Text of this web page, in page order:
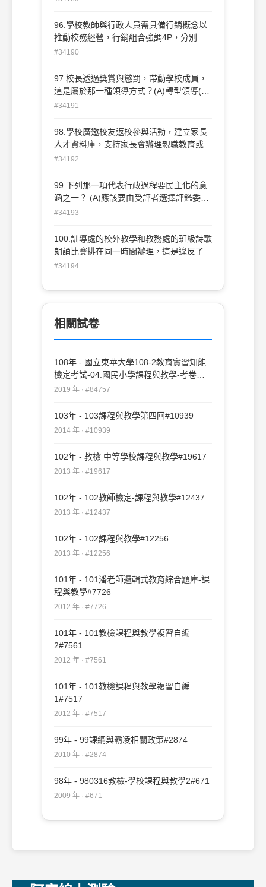
96.學校教師與行政人員需具備行銷概念以
推動校務經營，行銷組合強調4P，分別是
產品或服務、價格、行銷通道、促銷。某公
縣市冠，這是用了那一個行銷手法推銷學
校？ (A)產品(product)(B)促銷(promotion)
#34190
97.校長透過獎賞與懲罰，帶動學校成員，
這是屬於那一種領導方式？(A)轉型領導(B)
火線領導(C)授能領導(D)交易領導
#34191
98.學校廣邀校友返校參與活動，建立家長
人才資料庫，支持家長會辦理親職教育或插
花烹飪活動，以便在適當的時機獲得家長與
學校的那一種資本？(A)經濟資本(B)人力資
本(C)社會資本(D)符號資本
#34192
99.下列那一項代表行政過程要民主化的意
涵之一？ (A)應該要由受評者選擇評鑑委員
(B)評鑑結果應告知，並聽取解釋 (C)評鑑
由受評者自行訂定
#34193
100.訓導處的校外教學和教務處的班級詩歌
朗誦比賽排在同一時間辦理，這是違反了教
育行政的那一個原則？ (A)協調原則(B)統整
#34194
相關試卷
108年 - 國立東華大學108-2教育實習知能
檢定考試-04.國民小學課程與教學-考卷
#84757
2019 年 · #84757
103年 - 103課程與教學第四回#10939
2014 年 · #10939
102年 - 教檢 中等學校課程與教學#19617
2013 年 · #19617
102年 - 102教師檢定-課程與教學#12437
2013 年 · #12437
102年 - 102課程與教學#12256
2013 年 · #12256
101年 - 101潘老師邏輯式教育綜合題庫-課
程與教學#7726
2012 年 · #7726
101年 - 101教檢課程與教學複習自編
2#7561
2012 年 · #7561
101年 - 101教檢課程與教學複習自編
1#7517
2012 年 · #7517
99年 - 99課綱與霸凌相關政策#2874
2010 年 · #2874
98年 - 980316教檢-學校課程與教學2#671
2009 年 · #671